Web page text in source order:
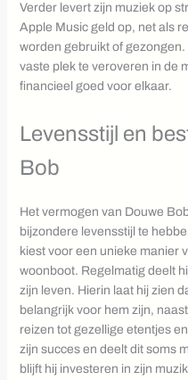
Verder levert zijn muziek op
Apple Music geld op, net als
worden gebruikt of
vaste plek te veroveren in de
financieel goed voor elkaar.
Levensstijl en
Bob
Het vermogen van Douwe
bijzondere levensstijl te
kiest voor een unieke manier
woonboot. Regelmatig deelt
zijn leven. Hierin laat hij zien
belangrijk voor hem zijn,
reizen tot gezellige etentjes
zijn succes en deelt dit soms
blijft hij investeren in zijn